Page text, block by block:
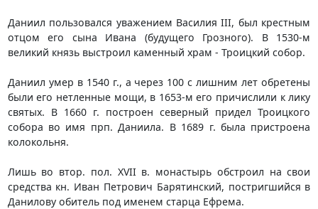
Даниил пользовался уважением Василия III, был крестным
отцом его сына Ивана (будущего Грозного). В 1530-м
великий князь выстроил каменный храм - Троицкий собор.
Даниил умер в 1540 г., а через 100 с лишним лет обретены
были его нетленные мощи, в 1653-м его причислили к лику
святых. В 1660 г. построен северный придел Троицкого
собора во имя прп. Даниила. В 1689 г. была пристроена
колокольня.
Лишь во втор. пол. XVII в. монастырь обстроил на свои
средства кн. Иван Петрович Барятинский, постригшийся в
Данилову обитель под именем старца Ефрема.